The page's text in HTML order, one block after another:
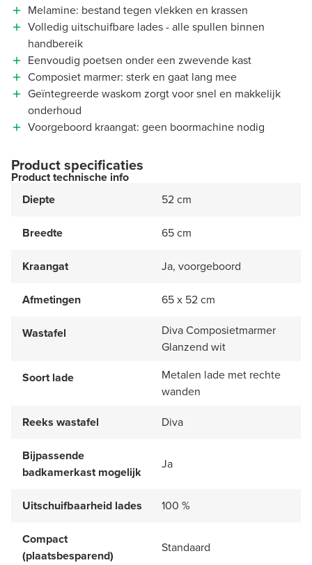
Melamine: bestand tegen vlekken en krassen
Volledig uitschuifbare lades - alle spullen binnen
handbereik
Eenvoudig poetsen onder een zwevende kast
Composiet marmer: sterk en gaat lang mee
Geïntegreerde waskom zorgt voor snel en makkelijk
onderhoud
Voorgeboord kraangat: geen boormachine nodig
Product specificaties
Product technische info
Diepte
52 cm
Breedte 65 cm
Kraangat Ja, voorgeboord
Afmetingen 65 x 52 cm
Wastafel
Diva Composietmarmer
Glanzend wit
Soort lade
Metalen lade met rechte
wanden
Reeks wastafel
Diva
Bijpassende
badkamerkast mogelijk
Ja
Uitschuifbaarheid lades 100 %
Compact
(plaatsbesparend)
Standaard